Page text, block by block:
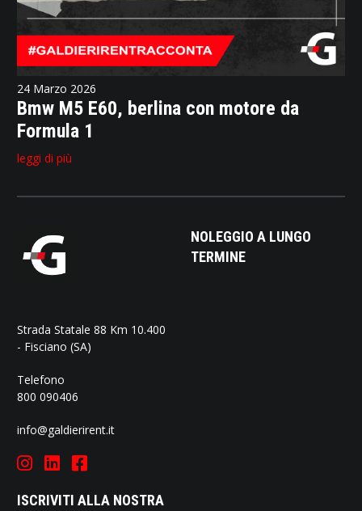
24 Marzo 2026
Bmw M5 E60, berlina con motore da
Formula 1
leggi di più
Strada Statale 88 Km 10.400
- Fisciano (SA)
Telefono
800 090406
info@galdierirent.it
ISCRIVITI ALLA NOSTRA
NOLEGGIO A LUNGO
TERMINE